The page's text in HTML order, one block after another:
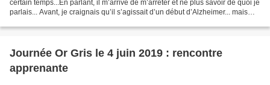
certain temps...En parlant, il m’arrive de m’arrêter et ne plus savoir de quoi je
parlais... Avant, je craignais qu’il s’agissait d’un début d’Alzheimer... mais
Journée Or Gris le 4 juin 2019 : rencontre
apprenante